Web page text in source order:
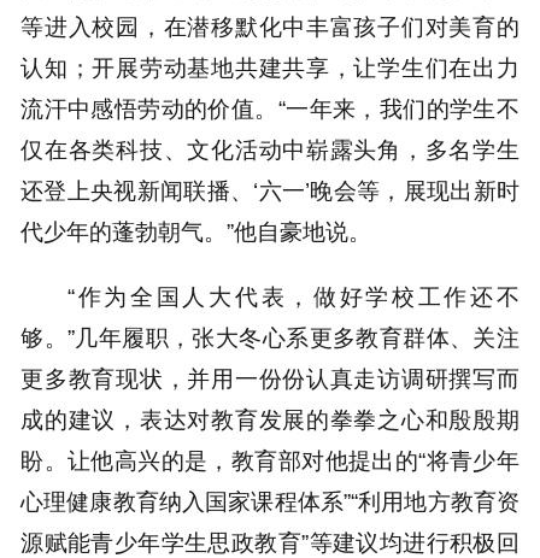
等进入校园，在潜移默化中丰富孩子们对美育的
认知；开展劳动基地共建共享，让学生们在出力
流汗中感悟劳动的价值。“一年来，我们的学生不
仅在各类科技、文化活动中崭露头角，多名学生
还登上央视新闻联播、‘六一’晚会等，展现出新时
代少年的蓬勃朝气。”他自豪地说。
“作为全国人大代表，做好学校工作还不
够。”几年履职，张大冬心系更多教育群体、关注
更多教育现状，并用一份份认真走访调研撰写而
成的建议，表达对教育发展的拳拳之心和殷殷期
盼。让他高兴的是，教育部对他提出的“将青少年
心理健康教育纳入国家课程体系”“利用地方教育资
源赋能青少年学生思政教育”等建议均进行积极回